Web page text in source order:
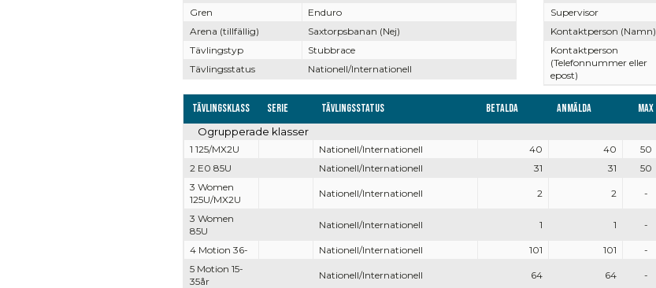
Gren
Enduro
Arena (tillfällig)
Saxtorpsbanan (Nej)
Tävlingstyp
Stubbrace
Tävlingsstatus
Nationell/Internationell
Supervisor
Kontaktperson (Namn)
Kontaktperson
(Telefonnummer eller
epost)
Tävlingsklass Serie Tävlingsstatus Betalda Anmälda Max
Ogrupperade klasser
1 125/MX2U Nationell/Internationell 40 40 50
2 E0 85U
Nationell/Internationell 31 31 50
3 Women
125U/MX2U
Nationell/Internationell 2 2 -
3 Women
85U
Nationell/Internationell 1 1 -
4 Motion 36- Nationell/Internationell 101 101 -
5 Motion 15-
35år
Nationell/Internationell 64 64 -